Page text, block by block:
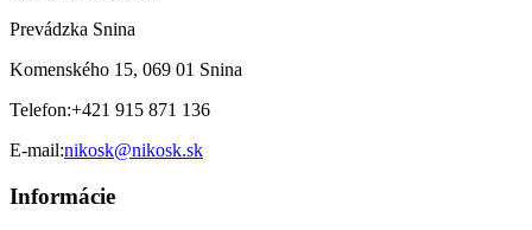
Prevádzka Snina
Komenského 15, 069 01 Snina
Telefon:+421 915 871 136
E-mail:nikosk@nikosk.sk
Informácie